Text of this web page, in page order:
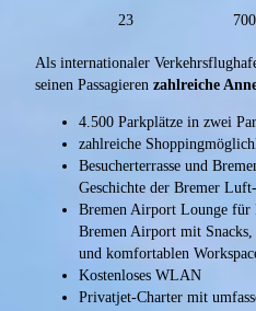
23
Als internationaler
seinen Passagieren zahlreiche
4.500 Parkplätze in zwei
zahlreiche
Besucherterrasse und
Geschichte der Bremer
Bremen Airport Lounge für
Bremen Airport mit
und komfortablen
Kostenloses WLAN
Privatjet-Charter mit